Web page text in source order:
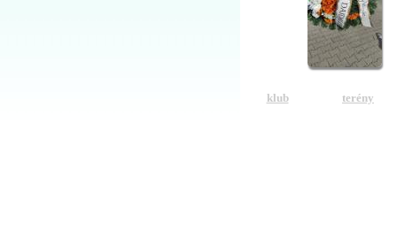
klub terény